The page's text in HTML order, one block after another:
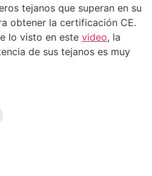
tejanos que superan en su
obtener la certificación CE.
lo visto en este video, la
de sus tejanos es muy